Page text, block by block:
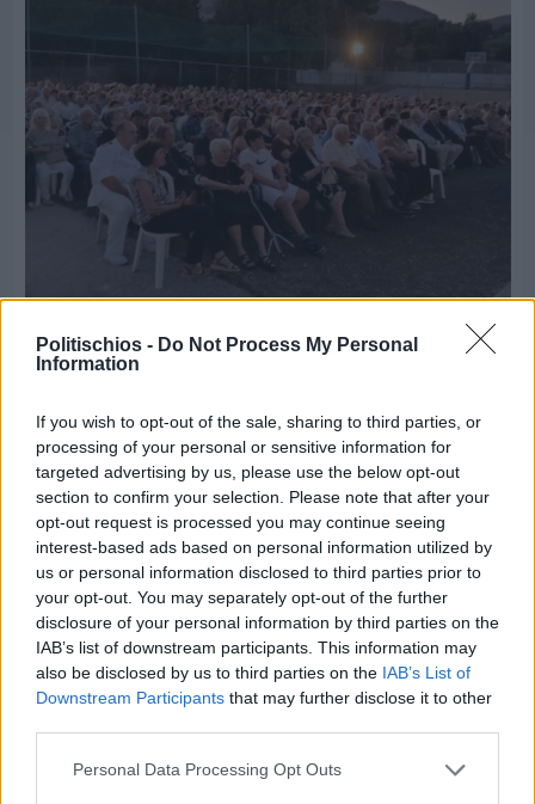
Politischios - Do Not Process My Personal
Information
If you wish to opt-out of the sale, sharing to third parties, or
processing of your personal or sensitive information for
targeted advertising by us, please use the below opt-out
section to confirm your selection. Please note that after your
opt-out request is processed you may continue seeing
interest-based ads based on personal information utilized by
us or personal information disclosed to third parties prior to
your opt-out. You may separately opt-out of the further
disclosure of your personal information by third parties on the
IAB’s list of downstream participants. This information may
also be disclosed by us to third parties on the IAB’s List of
Downstream Participants that may further disclose it to other
Personal Data Processing Opt Outs
70 χρόνια ιστορίας και συγκίνησης για το
Ανδρεάδειο Γυμνάσιο Βροντάδου